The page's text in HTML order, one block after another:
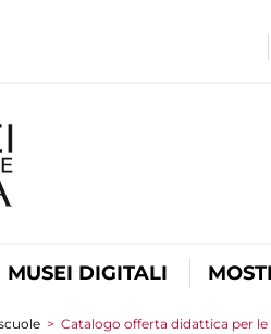
MUSEI DIGITALI
> Catalogo offerta didattica per le